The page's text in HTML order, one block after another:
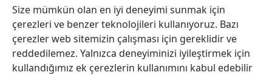
Size mümkün olan en iyi deneyimi sunmak için
çerezleri ve benzer teknolojileri kullanıyoruz. Bazı
çerezler web sitemizin çalışması için gereklidir ve
reddedilemez. Yalnızca deneyiminizi iyileştirmek için
kullandığımız ek çerezlerin kullanımını kabul edebilir
Watchtower ONLINE KÜTÜPHANE
(yeni
pencere
açar)
JW Hub ®
(yeni
pencere
açar)
®